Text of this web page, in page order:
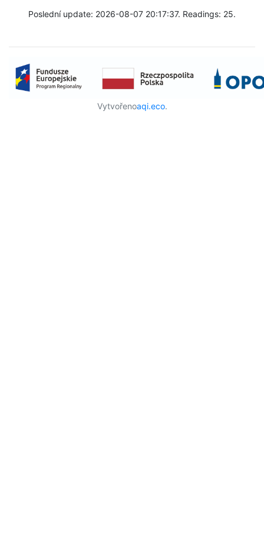
Poslední update: 2026-08-07 20:17:37. Readings: 25.
Vytvořenoaqi.eco.